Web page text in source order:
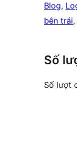
Blog,
bên trái,
Số
Số lượt